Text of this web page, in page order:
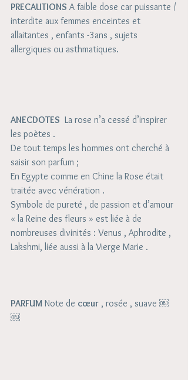
PRECAUTIONS A faible dose car puissante /
interdite aux femmes enceintes et
allaitantes , enfants -3ans , sujets
allergiques ou asthmatiques.
ANECDOTES
  La rose n’a cessé d’inspirer
les poètes .
De tout temps les hommes ont cherché à
saisir son parfum ;
En Egypte comme en Chine la Rose était
traitée avec vénération .
Symbole de pureté , de passion et d’amour
« la Reine des fleurs » est liée à de
nombreuses divinités : Venus , Aphrodite ,
Lakshmi, liée aussi à la Vierge Marie .
PARFUM Note de cœur , rosée , suave ￼
￼